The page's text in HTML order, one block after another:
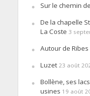
Sur le chemin
De la chapelle
La Coste 3
Autour de Ribes
Luzet 23 août
Bollène, ses
usines 19 août